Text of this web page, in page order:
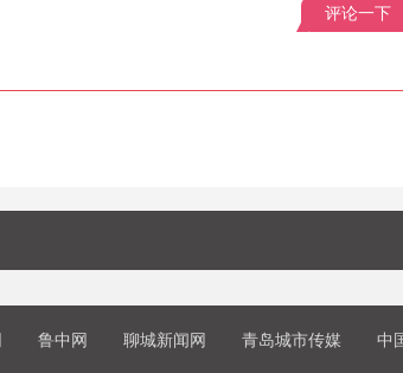
评论一下
鲁中网 聊城新闻网 青岛城市传媒 中